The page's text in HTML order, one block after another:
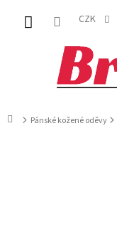
obsah
CZK
DomůPánské kožené oděvy